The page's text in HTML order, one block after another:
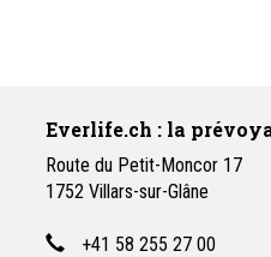
Everlife.ch : la
Route du Petit-Moncor 17
1752 Villars-sur-Glâne
+41 58 255 27 00